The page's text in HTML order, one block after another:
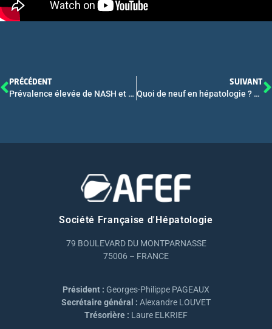
PRÉCÉDENT
Prévalence élevée de NASH et fibrose F3-F4 chez des patients diabétiques de type 2 avec stéatose dépistés en diabétologie (projet QUID-NASH) CO 11
SUIVANT
Quoi de neuf en hépatologie ? Webconférence AFEF 2022 – Intégrale
Société Française d'Hépatologie
79 BOULEVARD DU MONTPARNASSE
75006 – FRANCE
Président : Georges-Philippe PAGEAUX
Secrétaire général : Alexandre LOUVET
Trésorière : Laure ELKRIEF